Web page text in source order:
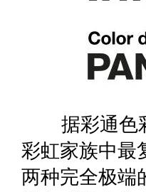
据彩通色彩
彩虹家族中最
两种完全极端